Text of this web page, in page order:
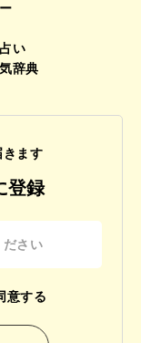
い
辞典
きます
登録
意する